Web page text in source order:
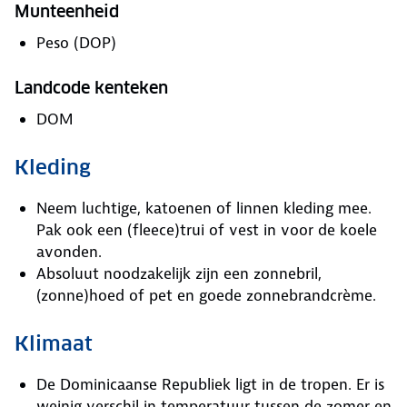
Munteenheid
Peso (DOP)
Landcode kenteken
DOM
Kleding
Neem luchtige, katoenen of linnen kleding mee.
Pak ook een (fleece)trui of vest in voor de koele
avonden.
Absoluut noodzakelijk zijn een zonnebril,
(zonne)hoed of pet en goede zonnebrandcrème.
Klimaat
De Dominicaanse Republiek ligt in de tropen. Er is